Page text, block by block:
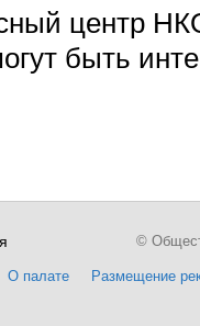
центр
быть
О палате Размещение
©